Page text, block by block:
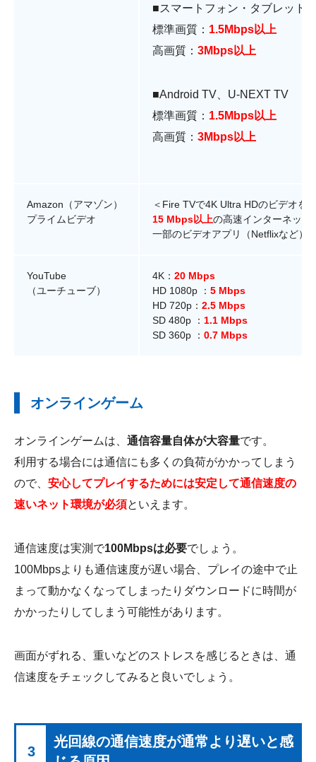
■スマートフォン・タブレット
標準画質： 1.5Mbps以上
高画質： 3Mbps以上
■Android TV、U-NEXT TV
標準画質： 1.5Mbps以上
高画質： 3Mbps以上
Amazon（アマゾン）
プライムビデオ
＜Fire TVで4K Ultra HDのビデオを
15 Mbps以上の高速インターネット
一部のビデオアプリ（Netflixなど）
YouTube
（ユーチューブ）
4K： 20 Mbps
HD 1080p ： 5 Mbps
HD 720p： 2.5 Mbps
SD 480p ： 1.1 Mbps
SD 360p ： 0.7 Mbps
オンラインゲーム
オンラインゲームは、 通信容量自体が大容量です。
利用する場合には通信にも多くの負荷がかかってしまう
ので、 安心してプレイするためには安定して通信速度の
速いネット環境が必須といえます。
通信速度は実測で100Mbpsは必要でしょう。
100Mbpsよりも通信速度が遅い場合、プレイの途中で止
まって動かなくなってしまったりダウンロードに時間が
かかったりしてしまう可能性があります。
画面がずれる、重いなどのストレスを感じるときは、通
信速度をチェックしてみると良いでしょう。
3
光回線の通信速度が通常より遅いと感